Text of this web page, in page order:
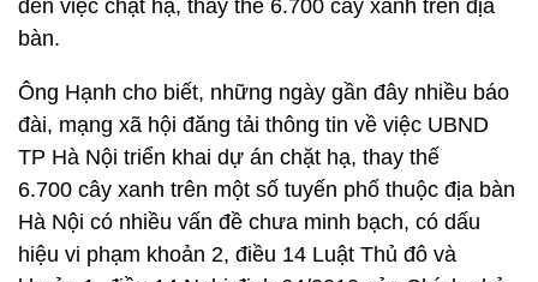
đến việc chặt hạ, thay thế 6.700 cây xanh trên địa
bàn.
Ông Hạnh cho biết, những ngày gần đây nhiều báo
đài, mạng xã hội đăng tải thông tin về việc UBND
TP Hà Nội triển khai dự án chặt hạ, thay thế
6.700 cây xanh trên một số tuyến phố thuộc địa bàn
Hà Nội có nhiều vấn đề chưa minh bạch, có dấu
hiệu vi phạm khoản 2, điều 14 Luật Thủ đô và